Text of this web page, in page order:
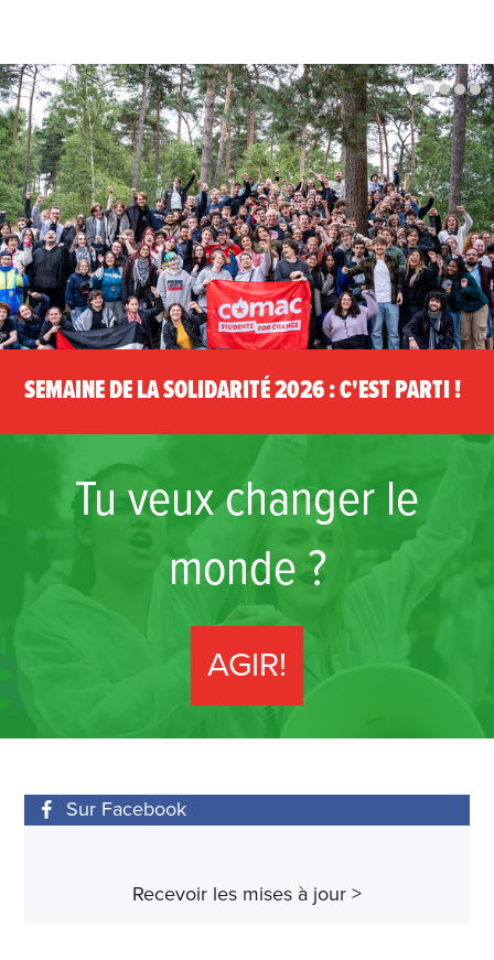
SEMAINE DE LA SOLIDARITÉ 2026 : C'EST PARTI !
1 2345
Tu veux changer le
monde ?
AGIR!
Sur Facebook
Recevoir les mises à jour >